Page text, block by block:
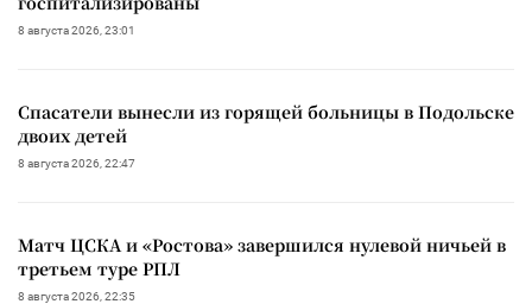
8 августа 2026, 23:01
Спасатели вынесли из горящей больницы в Подольске
двоих детей
8 августа 2026, 22:47
Матч ЦСКА и «Ростова» завершился нулевой ничьей в
третьем туре РПЛ
8 августа 2026, 22:35